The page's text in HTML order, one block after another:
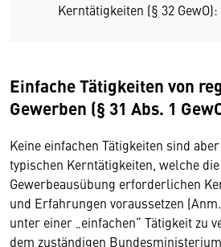
Kerntätigkeiten (§ 32 GewO):
Einfache Tätigkeiten von
Gewerben (§ 31 Abs. 1
Keine einfachen Tätigkeiten sind
typischen Kerntätigkeiten, welche
Gewerbeausübung erforderlichen
und Erfahrungen voraussetzen
unter einer „einfachen“ Tätigkeit zu
dem zuständigen